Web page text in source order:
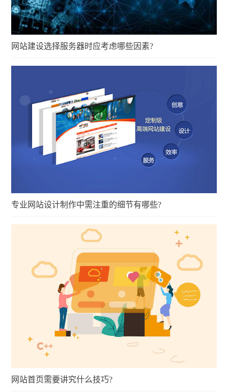
网站建设选择服务器时应考虑哪些因素?
专业网站设计制作中需注重的细节有哪些?
网站首页需要讲究什么技巧?